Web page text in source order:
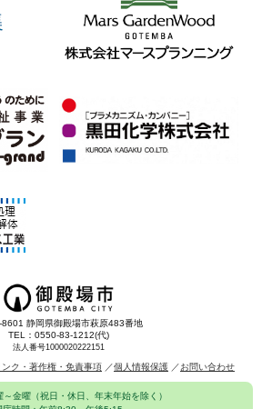
静岡県御殿場市萩原483番地
TEL：0550-83-1212(代)
法人番号1000020222151
ンク・著作権・免責事項 個人情報保護 お問い合わせ
～金曜（祝日・休日、年末年始を除く）